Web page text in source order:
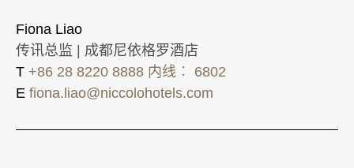
Fiona Liao
传讯总监 | 成都尼依格罗酒店
T +86 28 8220 8888 内线︰ 6802
E fiona.liao@niccolohotels.com